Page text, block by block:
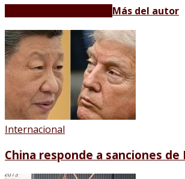
Más del autor
Internacional
China responde a sanciones